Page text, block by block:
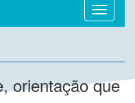
Toggle
orientação que